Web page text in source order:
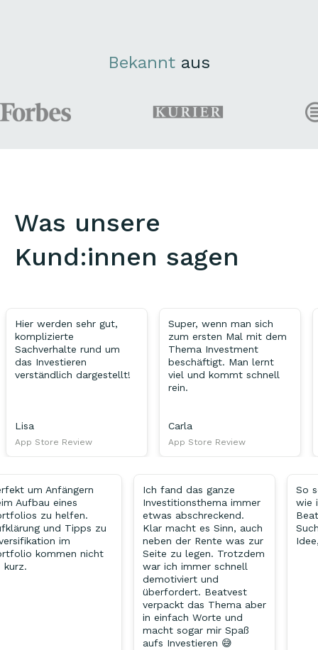
Bekannt aus
Was unsere
Kund:innen sagen
Hier werden sehr gut,
komplizierte
Sachverhalte rund um
das Investieren
verständlich dargestellt!
Lisa
App Store Review
Super, wenn man sich
zum ersten Mal mit dem
Thema Investment
beschäftigt. Man lernt
viel und kommt schnell
rein.
Carla
App Store Review
um Anfängern
Aufbau eines
zu helfen.
und Tipps zu
im
kommen nicht
kurz.
Ich fand das ganze
Investitionsthema immer
etwas abschreckend.
Klar macht es Sinn, auch
neben der Rente was zur
Seite zu legen. Trotzdem
war ich immer schnell
demotiviert und
überfordert. Beatvest
verpackt das Thema aber
in einfach Worte und
macht sogar mir Spaß
aufs Investieren 😅
So
wie